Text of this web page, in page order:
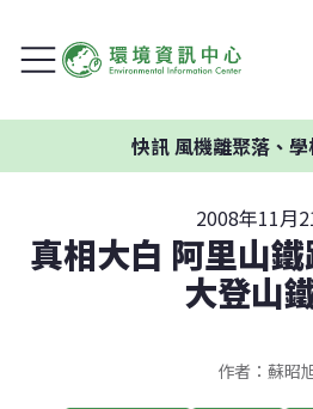
風機離聚落、學校過
2008年11月
真相大白 阿里山
大登山
作者：蘇昭